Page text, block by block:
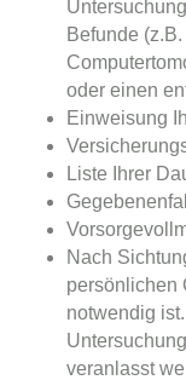
Befunde
oder einen
Einweisung
Liste Ihrer
Nach
persönlichen
notwendig
veranlasst